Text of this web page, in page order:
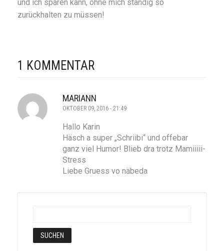
und ich sparen kann, ohne mich ständig so
zurückhalten zu müssen!
1 KOMMENTAR
MARIANN
OKTOBER 09, 2016 - 21:49
Hallo Karin
Häsch a super „Schriibi“ und offebar
ganz viel Humor! Blieb dra trotz Mamiiiii-
Stress
Liebe Gruess vo näbeda